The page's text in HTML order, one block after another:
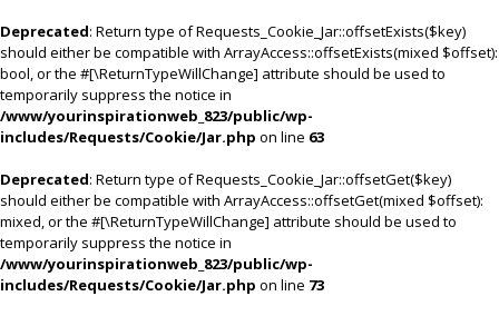
Deprecated: Return type of Requests_Cookie_Jar::offsetExists($key)
should either be compatible with ArrayAccess::offsetExists(mixed $offset):
bool, or the #[\ReturnTypeWillChange] attribute should be used to
temporarily suppress the notice in
/www/yourinspirationweb_823/public/wp-
includes/Requests/Cookie/Jar.php on line 63
Deprecated: Return type of Requests_Cookie_Jar::offsetGet($key)
should either be compatible with ArrayAccess::offsetGet(mixed $offset):
mixed, or the #[\ReturnTypeWillChange] attribute should be used to
temporarily suppress the notice in
/www/yourinspirationweb_823/public/wp-
includes/Requests/Cookie/Jar.php on line 73